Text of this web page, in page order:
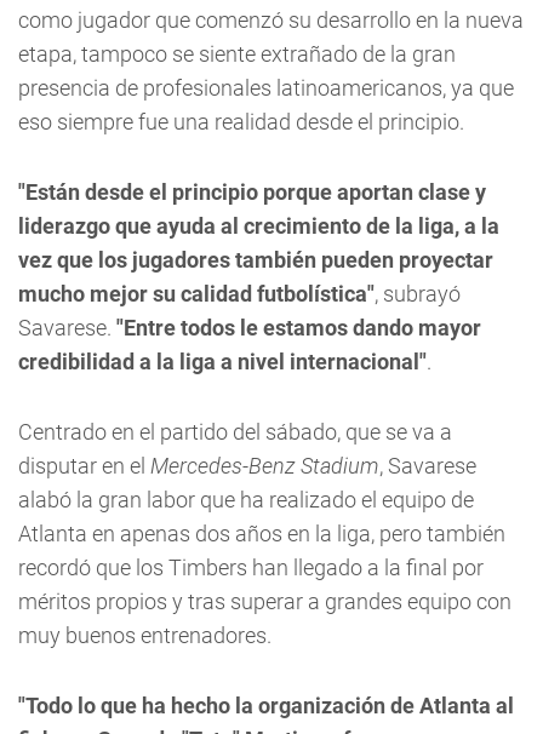
como jugador que comenzó su desarrollo en la nueva
etapa, tampoco se siente extrañado de la gran
presencia de profesionales latinoamericanos, ya que
eso siempre fue una realidad desde el principio.
"Están desde el principio porque aportan clase y
liderazgo que ayuda al crecimiento de la liga, a la
vez que los jugadores también pueden proyectar
mucho mejor su calidad futbolística", subrayó
Savarese. "Entre todos le estamos dando mayor
credibilidad a la liga a nivel internacional".
Centrado en el partido del sábado, que se va a
disputar en el Mercedes-Benz Stadium, Savarese
alabó la gran labor que ha realizado el equipo de
Atlanta en apenas dos años en la liga, pero también
recordó que los Timbers han llegado a la final por
méritos propios y tras superar a grandes equipo con
muy buenos entrenadores.
"Todo lo que ha hecho la organización de Atlanta al